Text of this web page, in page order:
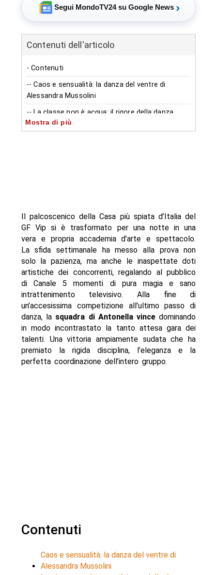
Segui MondoTV24 su Google News ›
Contenuti dell'articolo
- Contenuti
-- Caos e sensualità: la danza del ventre di
Alessandra Mussolini
-- La classe non è acqua: il rigore della danza
classica
Mostra di più
Il palcoscenico della Casa più spiata d’Italia del
GF Vip si è trasformato per una notte in una
vera e propria accademia d’arte e spettacolo.
La sfida settimanale ha messo alla prova non
solo la pazienza, ma anche le inaspettate doti
artistiche dei concorrenti, regalando al pubblico
di Canale 5 momenti di pura magia e sano
intrattenimento televisivo. Alla fine di
un’accesissima competizione all’ultimo passo di
danza, la squadra di Antonella vincedominando
in modo incontrastato la tanto attesa gara dei
talenti. Una vittoria ampiamente sudata che ha
premiato la rigida disciplina, l’eleganza e la
perfetta coordinazione dell’intero gruppo.
Contenuti
Caos e sensualità: la danza del ventre di
Alessandra Mussolini